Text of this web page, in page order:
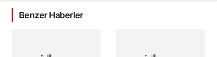
Benzer Haberler